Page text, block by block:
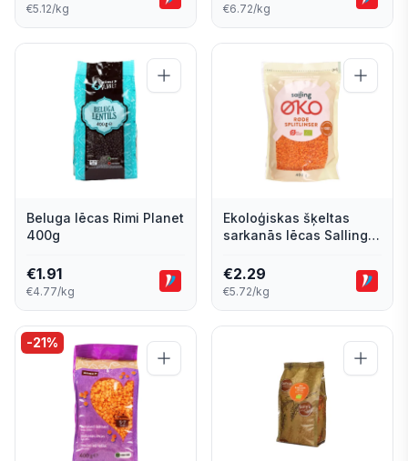
€5.12/kg €6.72/kg
Beluga lēcas Rimi Planet
400g
€1.91
€4.77/kg
Ekoloģiskas šķeltas
sarkanās lēcas Salling
€2.29
€5.72/kg
-21%